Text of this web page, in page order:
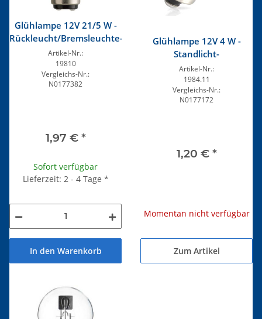
Glühlampe 12V 21/5 W -
Rückleucht/Bremsleuchte-
Artikel-Nr.:
19810
Vergleichs-Nr.:
N0177382
1,97 € *
Sofort verfügbar
Lieferzeit: 2 - 4 Tage *
In den Warenkorb
Glühlampe 12V 4 W -
Standlicht-
Artikel-Nr.:
1984.11
Vergleichs-Nr.:
N0177172
1,20 € *
Momentan nicht verfügbar
Zum Artikel